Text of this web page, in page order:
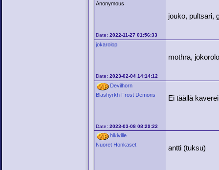
Anonymous
Date:2022-11-27 01:56:33
jouko, pultsari,
jokarolop
Date:2023-02-04 14:14:12
mothra,
Devilhorn
Blashyrkh Frost Demons
Date:2023-03-08 08:29:22
Ei täällä
hikiville
Nuoret Honkaset
antti (tuksu)